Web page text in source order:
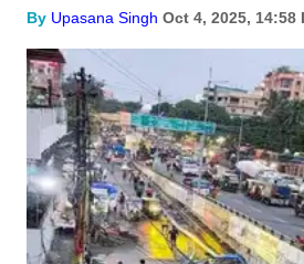
By Upasana Singh Oct 4, 2025, 14:58